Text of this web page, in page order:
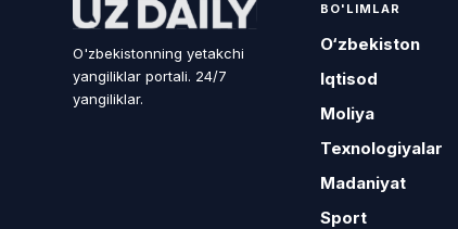
O'zbekistonning yetakchi
yangiliklar portali. 24/7
yangiliklar.
BO'LIMLAR
O‘zbekiston
Iqtisod
Moliya
Texnologiyalar
Madaniyat
Sport